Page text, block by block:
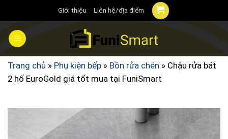
đến
nội
dung
Giới thiệu Liên hệ/địa điểm
Trang chủ » Phụ kiện bếp » Bồn rửa chén » Chậu rửa bát
2 hố EuroGold giá tốt mua tại FuniSmart